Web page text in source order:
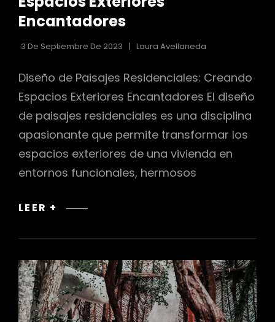
Encantadores
3 De Septiembre De 2023 Laura Avellaneda
Diseño de Paisajes Residenciales: Creando
Espacios Exteriores Encantadores El diseño
de paisajes residenciales es una disciplina
apasionante que permite transformar los
espacios exteriores de una vivienda en
entornos funcionales, hermosos
LEER +
DISEÑO
PAISAJES
CREANDO
ESPACIOS
EXTERIORES
ENCANTADORES